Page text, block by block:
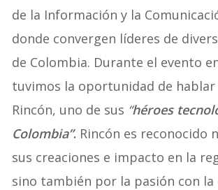
de la Información y la
donde convergen líderes de
de Colombia. Durante el evento
tuvimos la oportunidad de hablar
Rincón, uno de sus “héroes
Colombia”. Rincón es reconocido
sus creaciones e impacto en la
sino también por la pasión con la